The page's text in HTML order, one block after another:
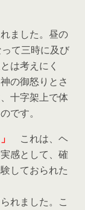
ました。昼の
て三時に及び
は考えにく
の御怒りとさ
十字架上で体
です。
これは、ヘ
感として、確
しておられた
れました。こ